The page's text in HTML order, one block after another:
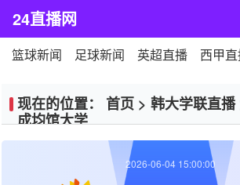
24直播网
篮球新闻 足球新闻 英超直播 西甲
现在的位置： 首页 > 韩大学联直播
成均馆大学
2026-06-04 15:00:00